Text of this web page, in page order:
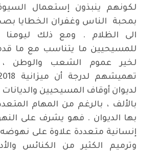
لكونهم ينبذون إستعمال
بمحبة الناس وغفران الخطايا
الى الظلام . ومع ذلك ليومنا
للمسيحيين ما يتناسب مع ما
لخير عموم الشعب والوطن
بالألف ، بالرغم من المهام
بها الديوان . فهو يشرف على
إنسانية متعددة علاوة على
وترميم الكثير من الكنائس